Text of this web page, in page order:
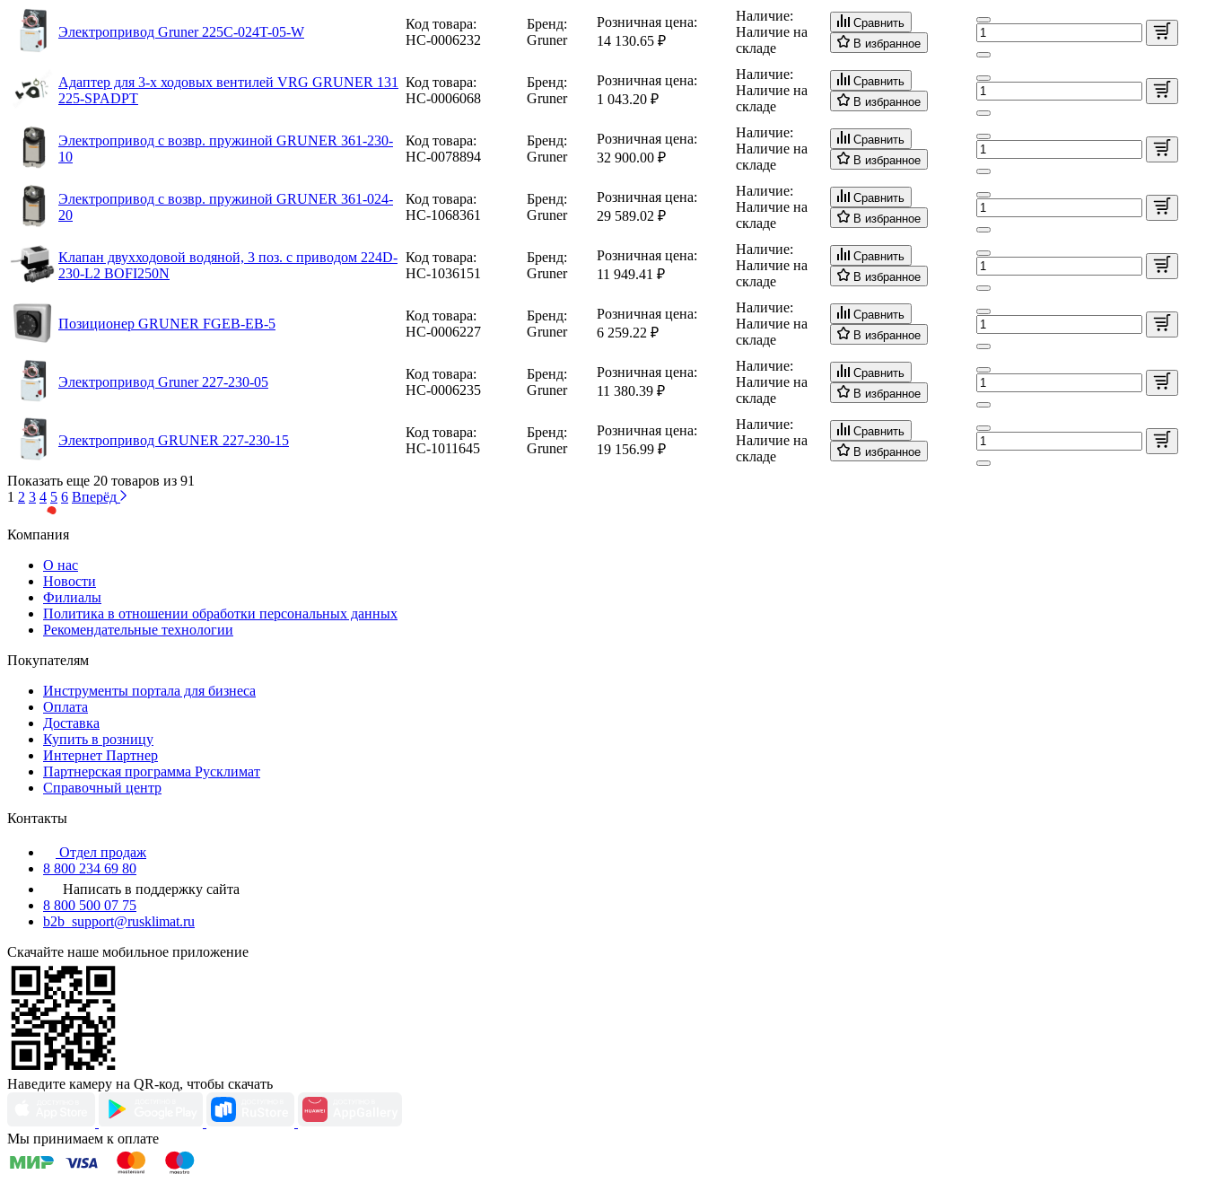
Электропривод Gruner 225C-024T-05-W
Код товара:
НС-0006232
Бренд:
Gruner
Розничная цена:
14 130.65 ₽
Наличие:
Наличие на
складе
Сравнить
В избранное
Адаптер для 3-х ходовых вентилей VRG GRUNER 131
225-SPADPT
Код товара:
НС-0006068
Бренд:
Gruner
Розничная цена:
1 043.20 ₽
Наличие:
Наличие на
складе
Сравнить
В избранное
Электропривод с возвр. пружиной GRUNER 361-230-
10
Код товара:
НС-0078894
Бренд:
Gruner
Розничная цена:
32 900.00 ₽
Наличие:
Наличие на
складе
Сравнить
В избранное
Электропривод с возвр. пружиной GRUNER 361-024-
20
Код товара:
НС-1068361
Бренд:
Gruner
Розничная цена:
29 589.02 ₽
Наличие:
Наличие на
складе
Сравнить
В избранное
Клапан двухходовой водяной, 3 поз. с приводом 224D-
230-L2 BOFI250N
Код товара:
НС-1036151
Бренд:
Gruner
Розничная цена:
11 949.41 ₽
Наличие:
Наличие на
складе
Сравнить
В избранное
Позиционер GRUNER FGEB-EB-5
Код товара:
НС-0006227
Бренд:
Gruner
Розничная цена:
6 259.22 ₽
Наличие:
Наличие на
складе
Сравнить
В избранное
Электропривод Gruner 227-230-05
Код товара:
НС-0006235
Бренд:
Gruner
Розничная цена:
11 380.39 ₽
Наличие:
Наличие на
складе
Сравнить
В избранное
Электропривод GRUNER 227-230-15
Код товара:
НС-1011645
Бренд:
Gruner
Розничная цена:
19 156.99 ₽
Наличие:
Наличие на
складе
Сравнить
В избранное
Показать еще 20 товаров из 91
1 2 3 4 5 6 Вперёд
Компания
О нас
Новости
Филиалы
Политика в отношении обработки персональных данных
Рекомендательные технологии
Покупателям
Инструменты портала для бизнеса
Оплата
Доставка
Купить в розницу
Интернет Партнер
Партнерская программа Русклимат
Справочный центр
Контакты
Отдел продаж
8 800 234 69 80
Написать в поддержку сайта
8 800 500 07 75
b2b_support@rusklimat.ru
Скачайте наше мобильное приложение
Наведите камеру на QR-код, чтобы скачать
Мы принимаем к оплате